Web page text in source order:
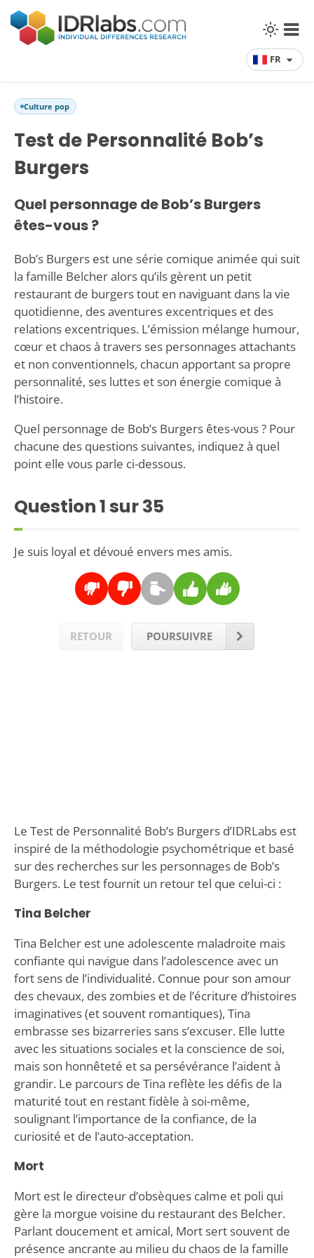
FR
Culture pop
Test de Personnalité Bob’s
Burgers
Quel personnage de Bob’s Burgers
êtes-vous ?
Bob’s Burgers est une série comique animée qui suit
la famille Belcher alors qu’ils gèrent un petit
restaurant de burgers tout en naviguant dans la vie
quotidienne, des aventures excentriques et des
relations excentriques. L’émission mélange humour,
cœur et chaos à travers ses personnages attachants
et non conventionnels, chacun apportant sa propre
personnalité, ses luttes et son énergie comique à
l’histoire.
Quel personnage de Bob’s Burgers êtes-vous ? Pour
chacune des questions suivantes, indiquez à quel
point elle vous parle ci-dessous.
Question1sur 35
Je suis loyal et dévoué envers mes amis.
RETOUR POURSUIVRE
Le Test de Personnalité Bob’s Burgers d’IDRLabs est
inspiré de la méthodologie psychométrique et basé
sur des recherches sur les personnages de Bob’s
Burgers. Le test fournit un retour tel que celui-ci :
Tina Belcher
Tina Belcher est une adolescente maladroite mais
confiante qui navigue dans l’adolescence avec un
fort sens de l’individualité. Connue pour son amour
des chevaux, des zombies et de l’écriture d’histoires
imaginatives (et souvent romantiques), Tina
embrasse ses bizarreries sans s’excuser. Elle lutte
avec les situations sociales et la conscience de soi,
mais son honnêteté et sa persévérance l’aident à
grandir. Le parcours de Tina reflète les défis de la
maturité tout en restant fidèle à soi-même,
soulignant l’importance de la confiance, de la
curiosité et de l’auto-acceptation.
Mort
Mort est le directeur d’obsèques calme et poli qui
gère la morgue voisine du restaurant des Belcher.
Parlant doucement et amical, Mort sert souvent de
présence ancrante au milieu du chaos de la famille